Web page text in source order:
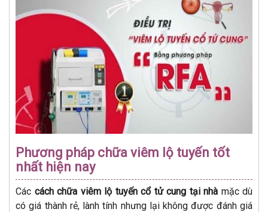
Phương pháp chữa viêm lộ tuyến tốt
nhất hiện nay
Các cách chữa viêm lộ tuyến cổ tử cung tại nhà mặc dù
có giá thành rẻ, lành tính nhưng lại không được đánh giá